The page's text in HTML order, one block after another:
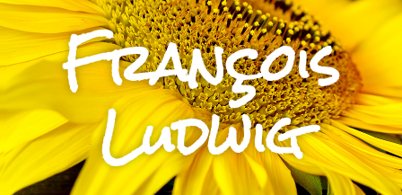
François
Ludwig